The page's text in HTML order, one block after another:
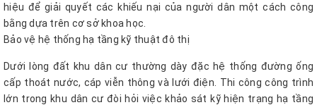
hiệu để giải quyết các khiếu nại của người dân một cách công
bằng dựa trên cơ sở khoa học.
Bảo vệ hệ thống hạ tầng kỹ thuật đô thị
Dưới lòng đất khu dân cư thường dày đặc hệ thống đường ống
cấp thoát nước, cáp viễn thông và lưới điện. Thi công công trình
lớn trong khu dân cư đòi hỏi việc khảo sát kỹ hiện trạng hạ tầng